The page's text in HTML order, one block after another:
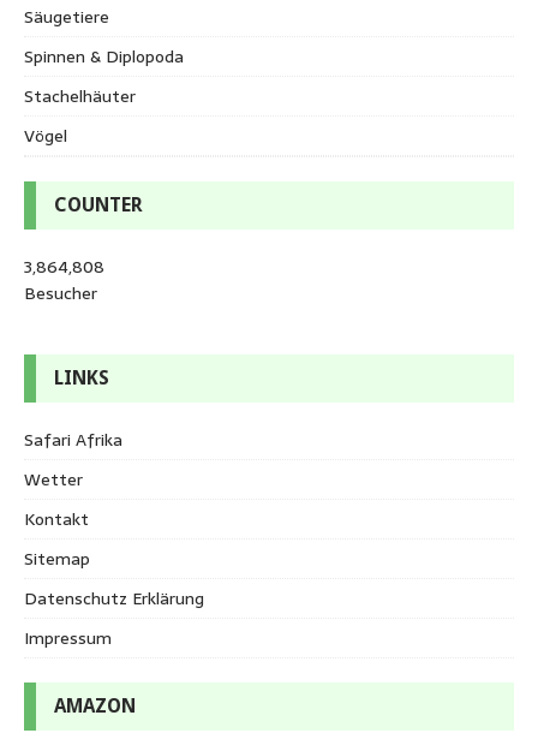
Säugetiere
Spinnen & Diplopoda
Stachelhäuter
Vögel
COUNTER
3,864,808
Besucher
LINKS
Safari Afrika
Wetter
Kontakt
Sitemap
Datenschutz Erklärung
Impressum
AMAZON